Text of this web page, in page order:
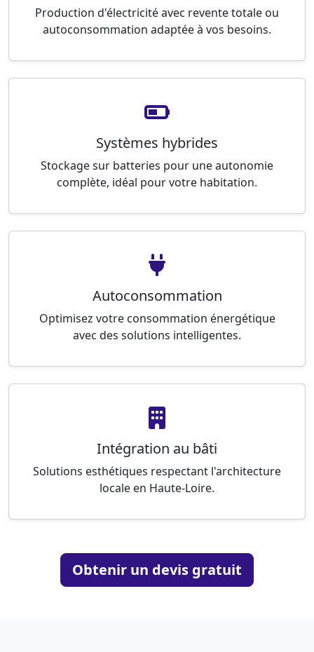
Production d'électricité avec revente totale ou
autoconsommation adaptée à vos besoins.
Systèmes hybrides
Stockage sur batteries pour une autonomie
complète, idéal pour votre habitation.
Autoconsommation
Optimisez votre consommation énergétique
avec des solutions intelligentes.
Intégration au bâti
Solutions esthétiques respectant l'architecture
locale en Haute-Loire.
Obtenir un devis gratuit